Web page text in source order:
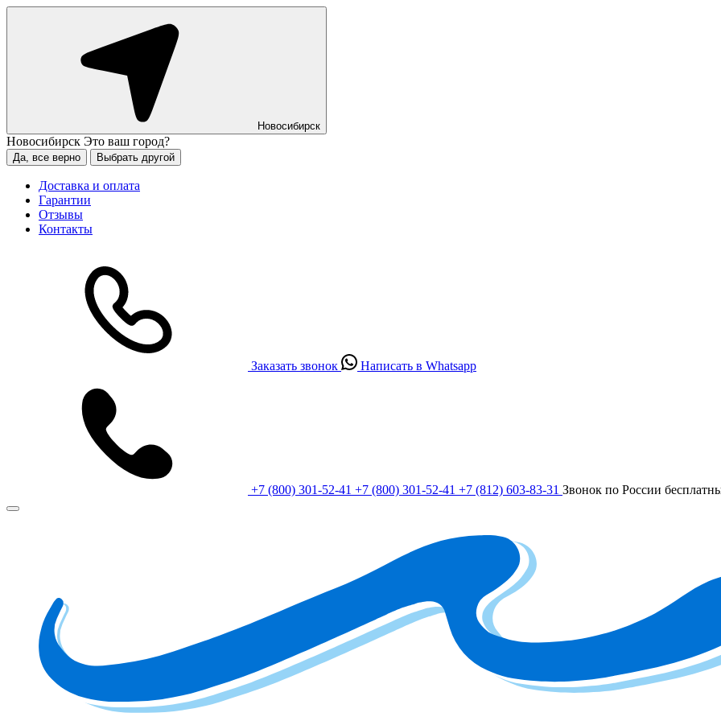
Новосибирск
Новосибирск Это ваш город?
Да, все верно Выбрать другой
Доставка и оплата
Гарантии
Отзывы
Контакты
Заказать звонок Написать в Whatsapp
+7 (800) 301-52-41 +7 (800) 301-52-41 +7 (812) 603-83-31 Звонок по России